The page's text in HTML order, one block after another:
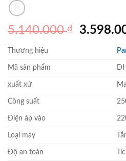
5.140.000₫
Giá
Thương hiệu
Mã sản phẩm
xuất xứ
Công suất
Điện áp vào
Loại máy
Độ an toàn